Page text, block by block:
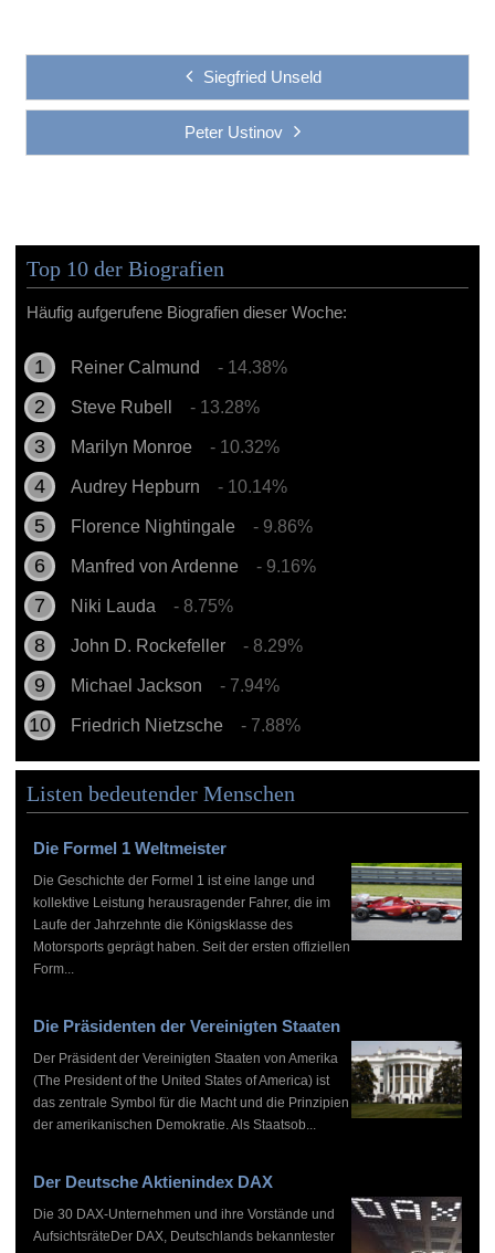
Siegfried Unseld
Peter Ustinov
Top 10 der Biografien
Häufig aufgerufene Biografien dieser Woche:
Reiner Calmund - 14.38%
Steve Rubell - 13.28%
Marilyn Monroe - 10.32%
Audrey Hepburn - 10.14%
Florence Nightingale - 9.86%
Manfred von Ardenne - 9.16%
Niki Lauda - 8.75%
John D. Rockefeller - 8.29%
Michael Jackson - 7.94%
Friedrich Nietzsche - 7.88%
Listen bedeutender Menschen
Die Formel 1 Weltmeister
Die Geschichte der Formel 1 ist eine lange und
kollektive Leistung herausragender Fahrer, die im
Laufe der Jahrzehnte die Königsklasse des
Motorsports geprägt haben. Seit der ersten offiziellen
Form...
Die Präsidenten der Vereinigten Staaten
Der Präsident der Vereinigten Staaten von Amerika
(The President of the United States of America) ist
das zentrale Symbol für die Macht und die Prinzipien
der amerikanischen Demokratie. Als Staatsob...
Der Deutsche Aktienindex DAX
Die 30 DAX-Unternehmen und ihre Vorstände und
AufsichtsräteDer DAX, Deutschlands bekanntester